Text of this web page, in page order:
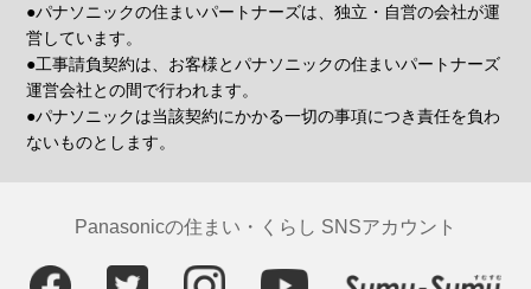
●パナソニックの住まいパートナーズは、独立・自営の会社が運
営しています。
●工事請負契約は、お客様とパナソニックの住まいパートナーズ
運営会社との間で行われます。
●パナソニックは当該契約にかかる一切の事項につき責任を負わ
ないものとします。
Panasonicの住まい・くらし SNSアカウント